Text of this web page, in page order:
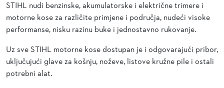
STIHL nudi benzinske, akumulatorske i električne trimere i
motorne kose za različite primjene i područja, nudeći visoke
performanse, nisku razinu buke i jednostavno rukovanje.
Uz sve STIHL motorne kose dostupan je i odgovarajući pribor,
uključujući glave za košnju, noževe, listove kružne pile i ostali
potrebni alat.